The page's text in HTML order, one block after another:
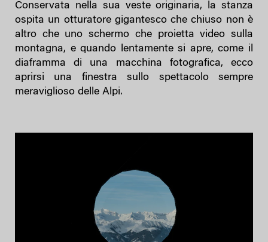
Conservata nella sua veste originaria, la stanza
ospita un otturatore gigantesco che chiuso non è
altro che uno schermo che proietta video sulla
montagna, e quando lentamente si apre, come il
diaframma di una macchina fotografica, ecco
aprirsi una finestra sullo spettacolo sempre
meraviglioso delle Alpi.